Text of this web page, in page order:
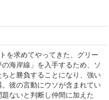
を求めてやってきた、グリー
海岸線」を入手するため、ソ
と勝負することになり、強い
彼の言動にウソが含まれてい
ないと判断し仲間に加えた